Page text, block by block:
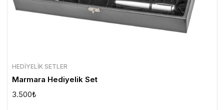
HEDIYELIK SETLER
Marmara Hediyelik Set
3.500₺